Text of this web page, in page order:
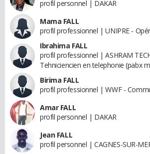
profil personnel | DAKAR
Mama FALL
profil professionnel | UNIPRE -
Ibrahima FALL
profil professionnel | ASHRAM
Tehniciencien en telephonie (pabx
Birima FALL
profil professionnel | WWF -
Amar FALL
profil personnel | DAKAR
Jean FALL
profil personnel | CAGNES-SUR-